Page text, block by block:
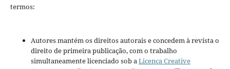
termos:
Autores mantém os direitos autorais e concedem à revista o
direito de primeira publicação, com o trabalho
simultaneamente licenciado sob aLicença Creative